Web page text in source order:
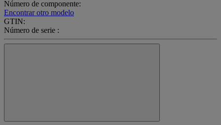
Número de componente:
Encontrar otro modelo
GTIN:
Número de serie :